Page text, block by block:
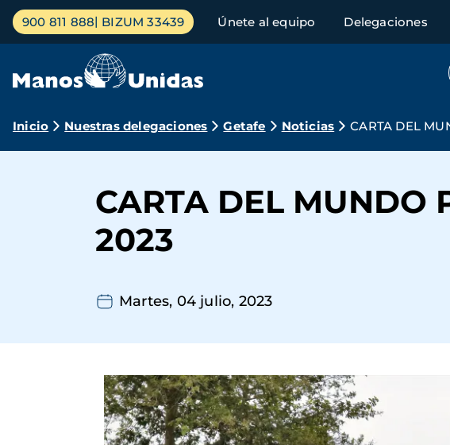
Pasar
contenido
Menú
principal
900 811 888 BIZUM 33439 Únete al equipo Delegaciones
Ruta
navegación
Inicio Nuestras delegaciones Getafe Noticias CARTA DEL
CARTA DEL MUNDO
2023
Martes, 04 julio, 2023